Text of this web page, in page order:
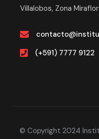
Villalobos, Zona
(+591) 7777 9122
© Copyright 2024